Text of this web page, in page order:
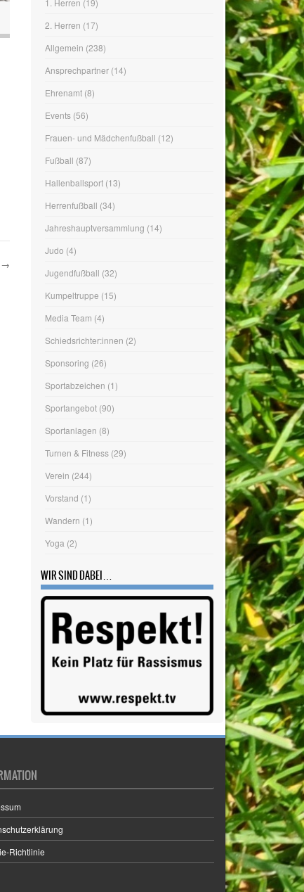
→
ARCHIV
Archiv
KATEGORIEN
(19)
2. Herren
(17)
Ansprechpartner
(8)
Frauen- und Mädchenfußball
(12)
Fußball (87)
Hallenballsport(13)
Herrenfußball
(34)
Jahreshauptversammlung
Jugendfußball
(32)
Kumpeltruppe
(15)
Media Team
(4)
Schiedsrichter:innen
Sportabzeichen
Sportangebot
Sportanlagen
Turnen & Fitness
Verein(244)
Vorstand(1)
Wandern (1)
Yoga (2)